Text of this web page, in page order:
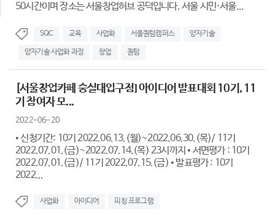
50시간이며 장소는 서울창업허브 공덕입니다. 서울 시민·서울...
SQC 교육 사업화 서울퀀텀캠퍼스 양자기술
양자기술 사업화 과정 창업 퀀텀
[서울창업카페 숭실대입구점] 아이디어 발표대회 10기, 11
기 참여자 모...
2022-06-20
• 신청기간: 10기 2022.06.13.(월)~2022.06.30.(목)/ 11기
2022.07.01.(금)~2022.07.14.(목) 23시까지 • 서면평가 : 10기
2022.07.01.(금)/ 11기 2022.07.15.(금) • 발표평가 : 10기
2022...
사업화 아이디어 피칭 프로그램